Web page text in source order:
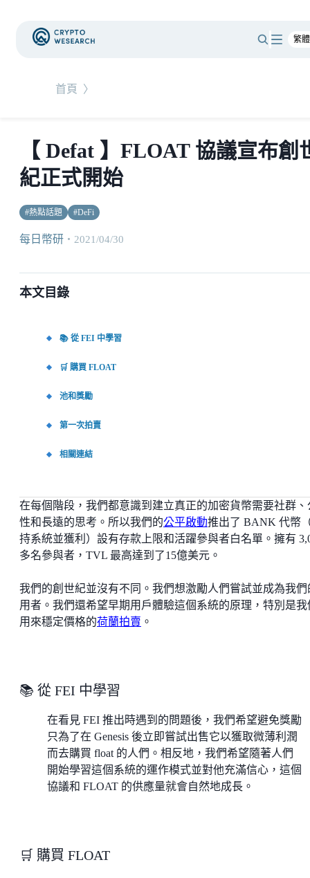
首頁 〉
【 Defat 】FLOAT 協議宣布創
紀正式開始
#熱點話題 #DeFi
每日幣研 ・ 2021/04/30
本文目錄
📚 從 FEI 中學習
🛒 購買 FLOAT
池和獎勵
第一次拍賣
相關連結
在每個階段，我們都意識到建立真正的加密貨幣需要社群、
性和長遠的思考。所以我們的公平啟動推出了 BANK 代幣
持系統並獲利）設有存款上限和活躍參與者白名單。擁有
多名參與者，TVL 最高達到了15億美元。
我們的創世紀並沒有不同。我們想激勵人們嘗試並成為我們
用者。我們還希望早期用戶體驗這個系統的原理，特別是我
用來穩定價格的荷蘭拍賣 。
📚 從 FEI 中學習
在看見 FEI 推出時遇到的問題後，我們希望避免獎勵
只為了在 Genesis 後立即嘗試出售它以獲取微薄利潤
而去購買 float 的人們。相反地，我們希望隨著人們
開始學習這個系統的運作模式並對他充滿信心，這個
協議和 FLOAT 的供應量就會自然地成長。
🛒 購買 FLOAT